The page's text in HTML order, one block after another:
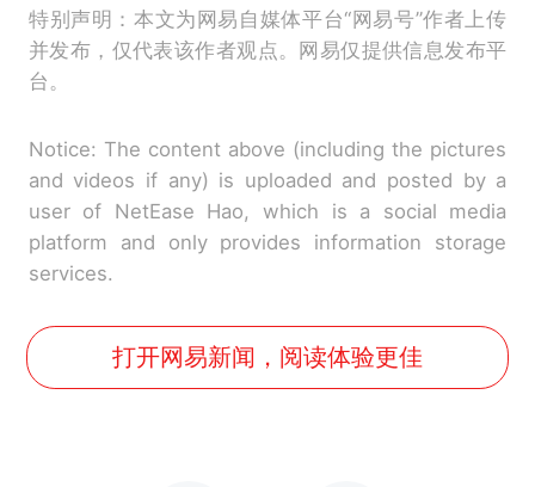
特别声明：本文为网易自媒体平台“网易号”作者上传
并发布，仅代表该作者观点。网易仅提供信息发布平
台。
Notice: The content above (including the pictures
and videos if any) is uploaded and posted by a
user of NetEase Hao, which is a social media
platform and only provides information storage
services.
打开网易新闻，阅读体验更佳